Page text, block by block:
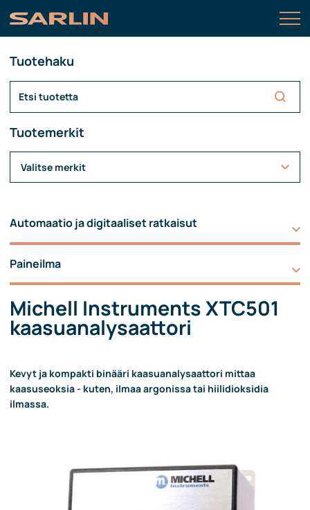
Tuotehaku
Tuotemerkit
Valitse merkit
Automaatio ja digitaaliset ratkaisut
Paineilma
Michell Instruments XTC501
kaasuanalysaattori
Kevyt ja kompakti binääri kaasuanalysaattori mittaa
kaasuseoksia - kuten, ilmaa argonissa tai hiilidioksidia
ilmassa.